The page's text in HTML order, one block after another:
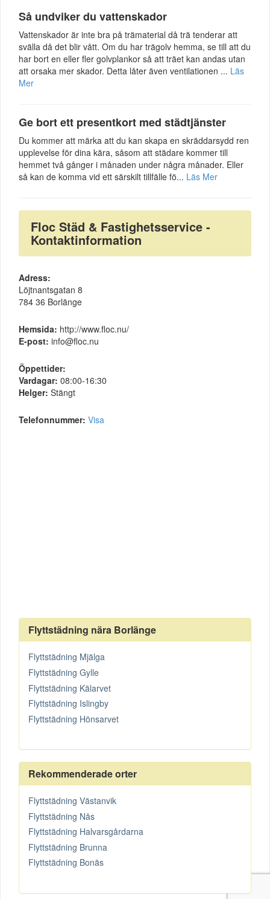
Så undviker du vattenskador
Vattenskador är inte bra på trämaterial då trä tenderar att
svälla då det blir vått. Om du har trägolv hemma, se till att du
har bort en eller fler golvplankor så att träet kan andas utan
att orsaka mer skador. Detta låter även ventilationen ... Läs
Mer
Ge bort ett presentkort med städtjänster
Du kommer att märka att du kan skapa en skräddarsydd ren
upplevelse för dina kära, såsom att städare kommer till
hemmet två gånger i månaden under några månader. Eller
så kan de komma vid ett särskilt tillfälle fö... Läs Mer
Floc Städ & Fastighetsservice -
Kontaktinformation
Adress:
Löjtnantsgatan 8
784 36 Borlänge
Hemsida: http://www.floc.nu/
E-post: info@floc.nu
Öppettider:
Vardagar: 08:00-16:30
Helger: Stängt
Telefonnummer: Visa
Flyttstädning nära Borlänge
Flyttstädning Mjälga
Flyttstädning Gylle
Flyttstädning Kälarvet
Flyttstädning Islingby
Flyttstädning Hönsarvet
Rekommenderade orter
Flyttstädning Västanvik
Flyttstädning Nås
Flyttstädning Halvarsgårdarna
Flyttstädning Brunna
Flyttstädning Bonäs